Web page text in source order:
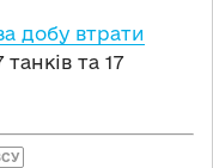
добу втрати
та 17